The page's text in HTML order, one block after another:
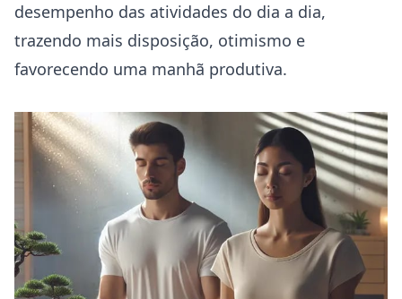
desempenho das atividades do dia a dia,
trazendo mais disposição, otimismo e
favorecendo uma manhã produtiva.